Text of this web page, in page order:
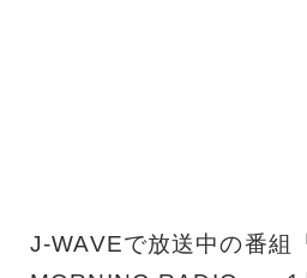
J-WAVEで放送中の番組